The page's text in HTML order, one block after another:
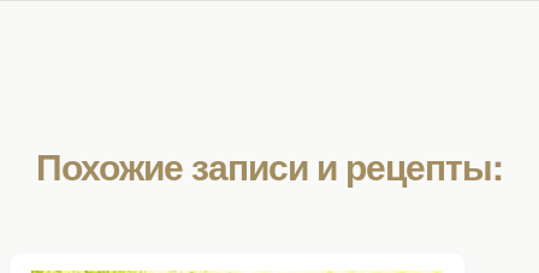
Похожие записи и рецепты: